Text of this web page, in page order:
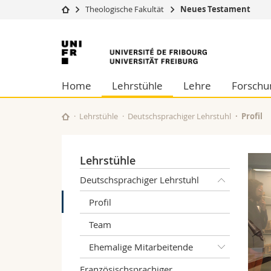
Universität
Studium
Forschung
Universität
Weiterbildung
Wirtschafts-
Philosophische
Fak. für
Theologische Fakultät Neues Testament
Universität
Freiburg
Home Lehrstühle Lehre
Lehrstühle Deutschsprachiger Lehrstuhl Profil
Lehrstühle
Deutschsprachiger Lehrstuhl
Profil
Team
Ehemalige Mitarbeitende